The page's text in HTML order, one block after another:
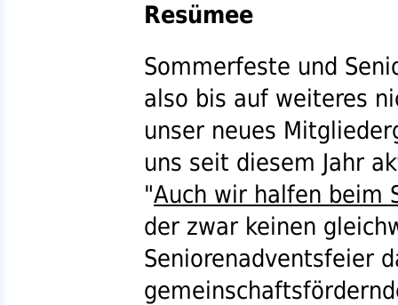
Resümee
Sommerfeste und
also bis auf weiteres
unser neues
uns seit diesem Jahr
"Auch wir halfen beim
der zwar keinen
Seniorenadventsfeier